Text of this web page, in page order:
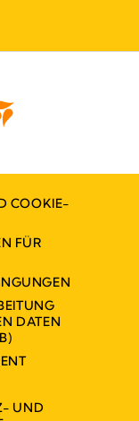
COOKIE-
FÜR
DATEN
UND